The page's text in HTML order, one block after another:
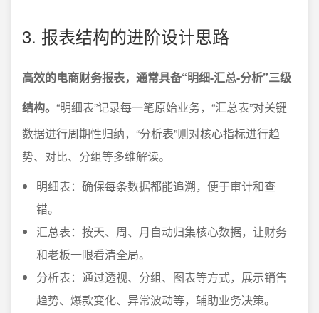
3. 报表结构的进阶设计思路
高效的电商财务报表，通常具备“明细-汇总-分析”三级
结构。 “明细表”记录每一笔原始业务，“汇总表”对关键
数据进行周期性归纳，“分析表”则对核心指标进行趋
势、对比、分组等多维解读。
明细表：确保每条数据都能追溯，便于审计和查
错。
汇总表：按天、周、月自动归集核心数据，让财务
和老板一眼看清全局。
分析表：通过透视、分组、图表等方式，展示销售
趋势、爆款变化、异常波动等，辅助业务决策。